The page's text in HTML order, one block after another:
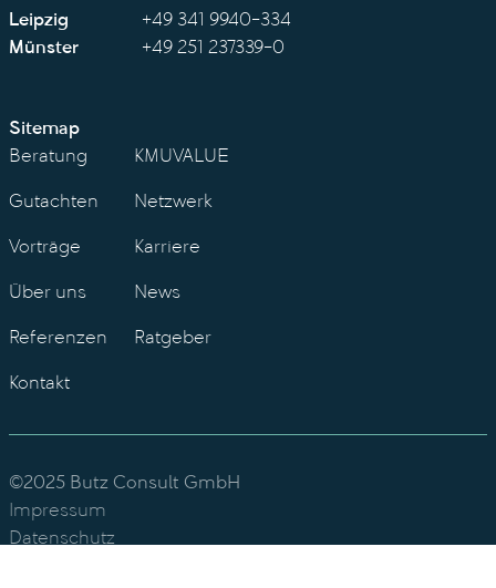
Leipzig
+49 341 9940-334
Münster
+49 251 237339-0
Sitemap
Beratung
KMUVALUE
Gutachten Netzwerk
Vorträge Karriere
Über uns News
Referenzen Ratgeber
Kontakt
©2025 Butz Consult GmbH
Impressum
Datenschutz